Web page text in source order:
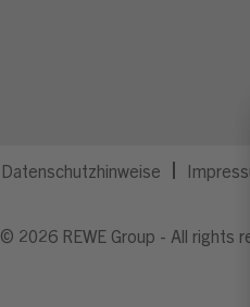
Datenschutzhinweise
© 2026 REWE Group - All rights